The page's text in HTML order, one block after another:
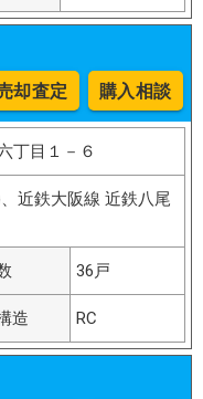
却査定 購入相談
丁目１－６
近鉄大阪線 近鉄八尾
36戸
造 RC